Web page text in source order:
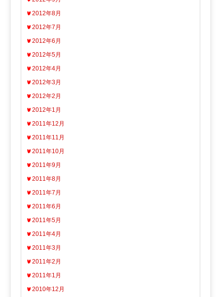
2012年8月
2012年7月
2012年6月
2012年5月
2012年4月
2012年3月
2012年2月
2012年1月
2011年12月
2011年11月
2011年10月
2011年9月
2011年8月
2011年7月
2011年6月
2011年5月
2011年4月
2011年3月
2011年2月
2011年1月
2010年12月